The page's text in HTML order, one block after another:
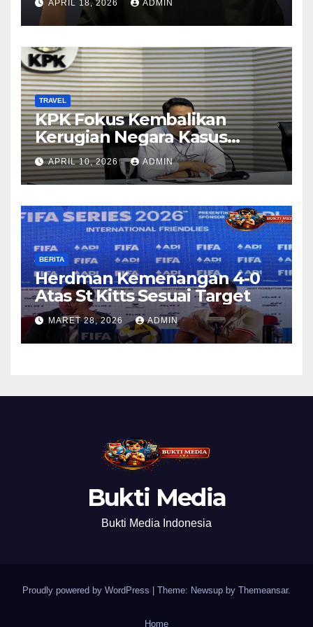
APRIL 18, 2026 ADMIN
TRAVEL
KPK Fokus Kembalikan
Kerugian Negara Kasus
Korupsi Kuota Haji Lewat
Pemeriksaan Travel Agent
APRIL 10, 2026 ADMIN
BERITA
Herdman Kemenangan 4-0
Atas St Kitts Sesuai Target
MARET 28, 2026 ADMIN
Bukti Media
Bukti Media Indonesia
Proudly powered by WordPress Theme: Newsup by Themeansar.
Home